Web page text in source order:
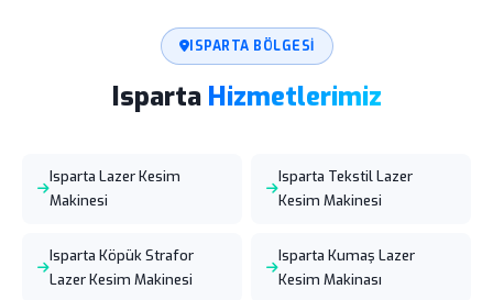
ISPARTA BÖLGESI
Isparta Hizmetlerimiz
Isparta Lazer Kesim
Makinesi
Isparta Tekstil Lazer
Kesim Makinesi
Isparta Köpük Strafor
Lazer Kesim Makinesi
Isparta Kumaş Lazer
Kesim Makinası